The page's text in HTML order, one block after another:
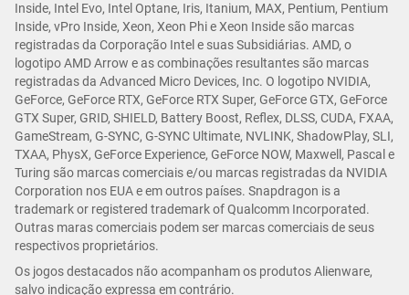
Inside, Intel Evo, Intel Optane, Iris, Itanium, MAX, Pentium, Pentium
Inside, vPro Inside, Xeon, Xeon Phi e Xeon Inside são marcas
registradas da Corporação Intel e suas Subsidiárias. AMD, o
logotipo AMD Arrow e as combinações resultantes são marcas
registradas da Advanced Micro Devices, Inc. O logotipo NVIDIA,
GeForce, GeForce RTX, GeForce RTX Super, GeForce GTX, GeForce
GTX Super, GRID, SHIELD, Battery Boost, Reflex, DLSS, CUDA, FXAA,
GameStream, G-SYNC, G-SYNC Ultimate, NVLINK, ShadowPlay, SLI,
TXAA, PhysX, GeForce Experience, GeForce NOW, Maxwell, Pascal e
Turing são marcas comerciais e/ou marcas registradas da NVIDIA
Corporation nos EUA e em outros países. Snapdragon is a
trademark or registered trademark of Qualcomm Incorporated.
Outras maras comerciais podem ser marcas comerciais de seus
respectivos proprietários.
Os jogos destacados não acompanham os produtos Alienware,
salvo indicação expressa em contrário.